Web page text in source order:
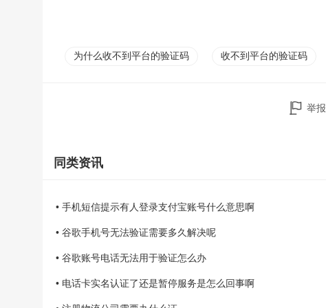
为什么收不到平台的验证码 收不到平台的验证码
举报
同类资讯
• 手机短信提示有人登录支付宝账号什么意思啊
• 谷歌手机号无法验证需要多久解决呢
• 谷歌账号电话无法用于验证怎么办
• 电话卡实名认证了还是暂停服务是怎么回事啊